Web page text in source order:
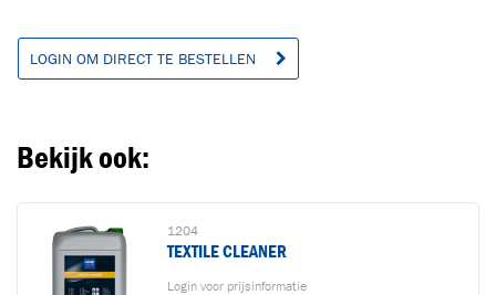
LOGIN OM DIRECT TE BESTELLEN
Bekijk ook:
1204
TEXTILE CLEANER
Login voor prijsinformatie